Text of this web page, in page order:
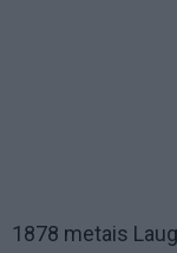
1878 metais